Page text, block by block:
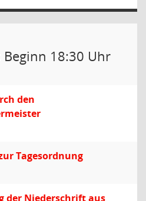
18:30 Uhr
den
Tagesordnung
der Niederschrift aus